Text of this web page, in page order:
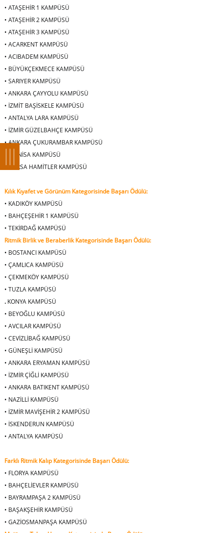
• ATAŞEHİR 1 KAMPÜSÜ
• ATAŞEHİR 2 KAMPÜSÜ
• ATAŞEHİR 3 KAMPÜSÜ
• ACARKENT KAMPÜSÜ
• ACIBADEM KAMPÜSÜ
• BÜYÜKÇEKMECE KAMPÜSÜ
• SARIYER KAMPÜSÜ
• ANKARA ÇAYYOLU KAMPÜSÜ
• İZMİT BAŞİSKELE KAMPÜSÜ
• ANTALYA LARA KAMPÜSÜ
• İZMİR GÜZELBAHÇE KAMPÜSÜ
•ANKARA ÇUKURAMBAR KAMPÜSÜ
MANİSA KAMPÜSÜ
• BURSA HAMİTLER KAMPÜSÜ
Kılık Kıyafet ve Görünüm Kategorisinde Başarı Ödülü:
• KADIKÖY KAMPÜSÜ
• BAHÇEŞEHİR 1 KAMPÜSÜ
• TEKİRDAĞ KAMPÜSÜ
Ritmik Birlik ve Beraberlik Kategorisinde Başarı Ödülü:
• BOSTANCI KAMPÜSÜ
• ÇAMLICA KAMPÜSÜ
• ÇEKMEKÖY KAMPÜSÜ
• TUZLA KAMPÜSÜ
. KONYA KAMPÜSÜ
• BEYOĞLU KAMPÜSÜ
• AVCILAR KAMPÜSÜ
• CEVİZLİBAĞ KAMPÜSÜ
• GÜNEŞLİ KAMPÜSÜ
• ANKARA ERYAMAN KAMPÜSÜ
• İZMİR ÇİĞLİ KAMPÜSÜ
• ANKARA BATIKENT KAMPÜSÜ
• NAZİLLİ KAMPÜSÜ
• İZMİR MAVİŞEHİR 2 KAMPÜSÜ
• İSKENDERUN KAMPÜSÜ
• ANTALYA KAMPÜSÜ
Farklı Ritmik Kalıp Kategorisinde Başarı Ödülü:
• FLORYA KAMPÜSÜ
• BAHÇELİEVLER KAMPÜSÜ
• BAYRAMPAŞA 2 KAMPÜSÜ
• BAŞAKŞEHİR KAMPÜSÜ
• GAZİOSMANPAŞA KAMPÜSÜ